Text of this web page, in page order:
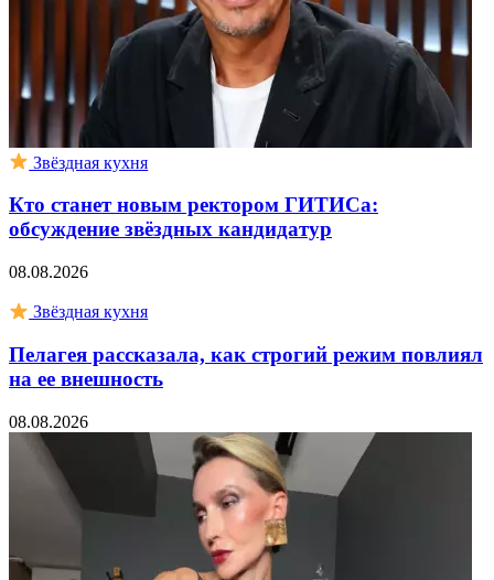
Звёздная кухня
Кто станет новым ректором ГИТИСа:
обсуждение звёздных кандидатур
08.08.2026
Звёздная кухня
Пелагея рассказала, как строгий режим повлиял
на ее внешность
08.08.2026